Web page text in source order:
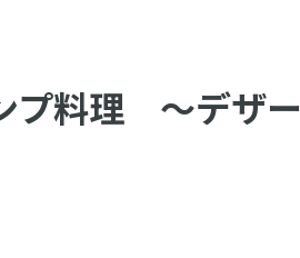
プ料理 〜デザー